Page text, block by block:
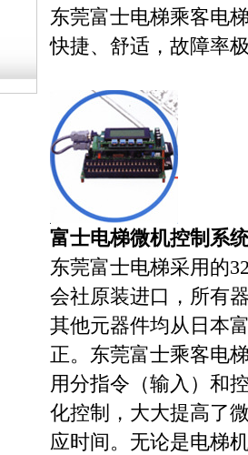
东莞富士电梯乘客电
快捷、舒适，故障率
富士电梯微机控制系
东莞富士电梯采用的
会社原装进口，所有
其他元器件均从日本
正。东莞富士乘客电
用分指令（输入）和
化控制，大大提高了
应时间。无论是电梯